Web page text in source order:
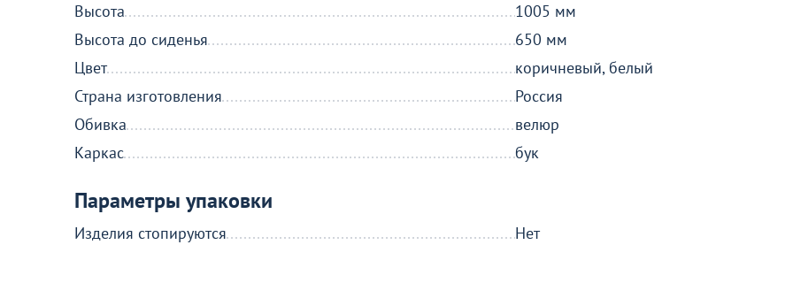
Высота
1005 мм
Высота до сиденья
650 мм
Цвет
коричневый, белый
Страна изготовления
Россия
Обивка
велюр
Каркас
бук
Параметры упаковки
Изделия стопируются Нет
Перейдите, чтобы узнать подробности
Больше не показывать это окно